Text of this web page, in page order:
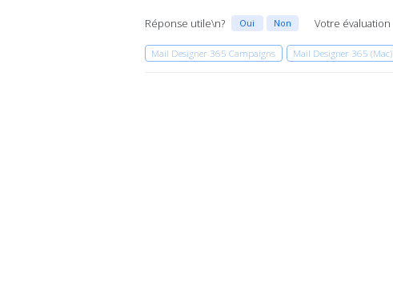
Réponse utile\n? Oui Non Votre évaluation
Mail Designer 365 Campaigns Mail Designer 365 (Mac)